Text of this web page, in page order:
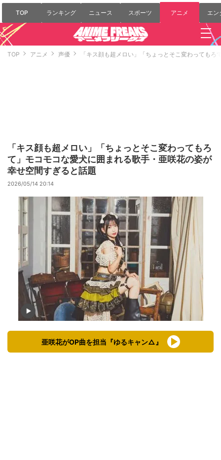
TOP ランキング ニュース スポーツ アニメ エン
TOP アニメ 声優 「キス顔も超メロい」「ちょっとそこ変わっても
「キス顔も超メロい」「ちょっとそこ変わってもろ
て」モコモコな愛犬に囲まれる歌手・亜咲花の姿が
幸せ空間すぎると話題
2026/05/14 20:14
亜咲花がOP曲を担当『ゆるキャン△』